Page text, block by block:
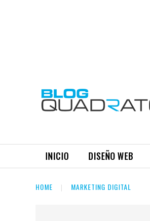
INICIO DISEÑO WEB
HOME MARKETING DIGITAL